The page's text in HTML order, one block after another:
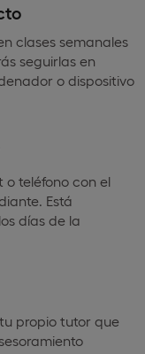
clases semanales
seguirlas en
o dispositivo
teléfono con el
Está
días de la
propio tutor que